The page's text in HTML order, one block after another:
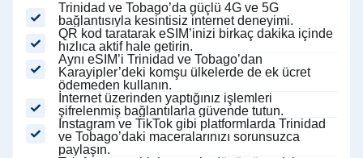
Trinidad ve Tobago’da güçlü 4G ve 5G
bağlantısıyla kesintisiz internet deneyimi.
QR kod taratarak eSIM’inizi birkaç dakika içinde
hızlıca aktif hale getirin.
Aynı eSIM’i Trinidad ve Tobago’dan
Karayipler’deki komşu ülkelerde de ek ücret
ödemeden kullanın.
İnternet üzerinden yaptığınız işlemleri
şifrelenmiş bağlantılarla güvende tutun.
Instagram ve TikTok gibi platformlarda Trinidad
ve Tobago’daki maceralarınızı sorunsuzca
paylaşın.